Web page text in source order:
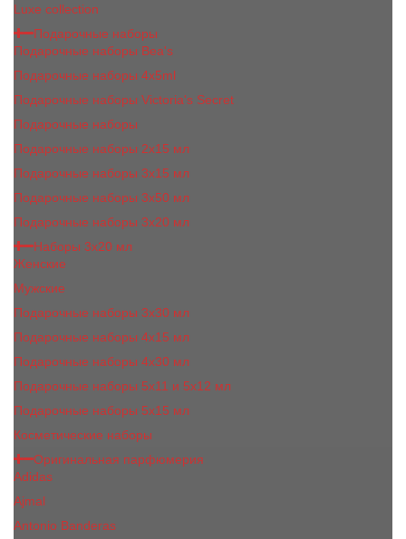
Luxe collection
Подарочные наборы
Подарочные наборы Bea's
Подарочные наборы 4х5ml
Подарочные наборы Victoria's Secret
Подарочные наборы
Подарочные наборы 2x15 мл
Подарочные наборы 3х15 мл
Подарочные наборы 3x50 мл
Подарочные наборы 3x20 мл
Наборы 3х20 мл
Женские
Мужские
Подарочные наборы 3х30 мл
Подарочные наборы 4x15 мл
Подарочные наборы 4x30 мл
Подарочные наборы 5x11 и 5х12 мл
Подарочные наборы 5x15 мл
Косметические наборы
Оригинальная парфюмерия
Adidas
Ajmal
Antonio Banderas